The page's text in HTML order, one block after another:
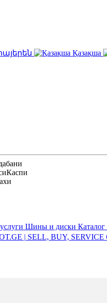
Қазақша
Каспи
Шины и диски Каталог